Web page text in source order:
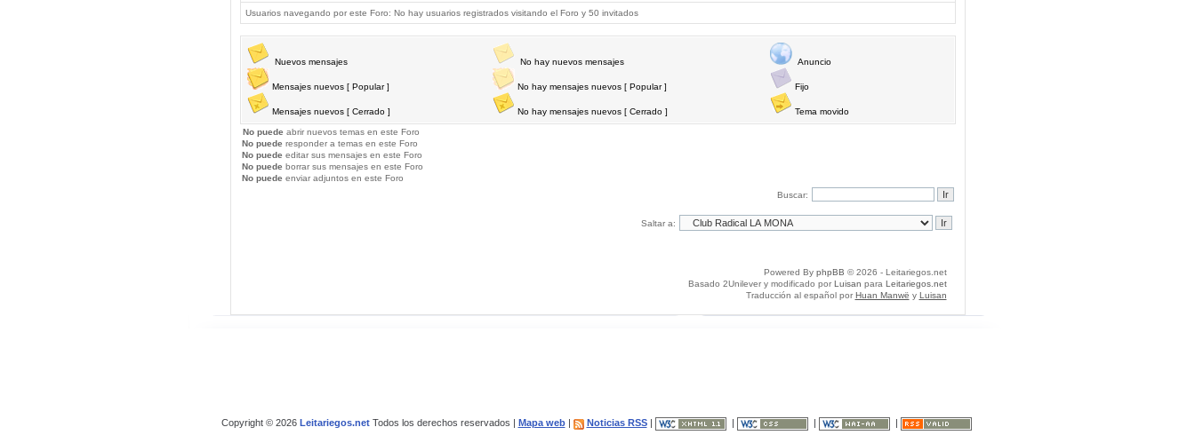
Usuarios navegando por este Foro: No hay usuarios registrados visitando el Foro y 50 invitados
Nuevos mensajes
Mensajes nuevos [ Popular ]
Mensajes nuevos [ Cerrado ]
No hay nuevos mensajes
No hay mensajes nuevos [ Popular ]
No hay mensajes nuevos [ Cerrado ]
Anuncio
Fijo
Tema movido
No puede abrir nuevos temas en este Foro
No puede responder a temas en este Foro
No puede editar sus mensajes en este Foro
No puede borrar sus mensajes en este Foro
No puede enviar adjuntos en este Foro
Buscar:
Saltar a:
Powered By phpBB © 2026 - Leitariegos.net
Basado 2Unilever y modificado por Luisan para Leitariegos.net
Traducción al español por Huan Manwë y Luisan
Copyright © 2026 Leitariegos.netTodos los derechos reservados | Mapa web| Noticias RSS|